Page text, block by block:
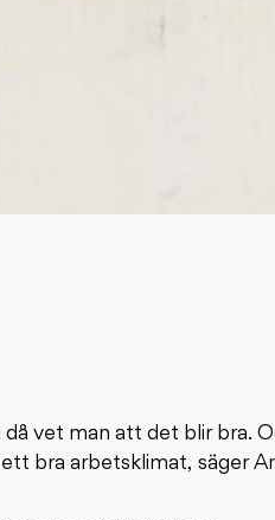
vet man att det blir bra.
bra arbetsklimat, säger